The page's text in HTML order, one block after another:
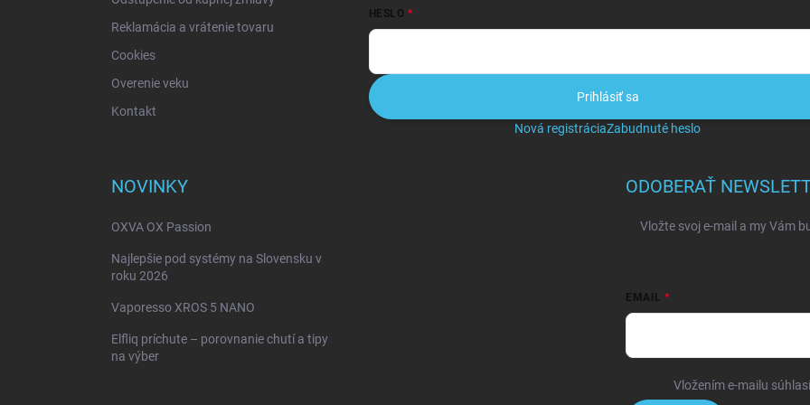
Reklamácia a vrátenie tovaru
Cookies
Overenie veku
Kontakt
HESLO
Prihlásiť sa
Nová registráciaZabudnuté heslo
NOVINKY
OXVA OX Passion
Najlepšie pod systémy na Slovensku v
roku 2026
Vaporesso XROS 5 NANO
Elfliq príchute – porovnanie chutí a tipy
na výber
ODOBERAŤ
Vložte svoj e-mail a my Vám
EMAIL
Vložením e-mailu